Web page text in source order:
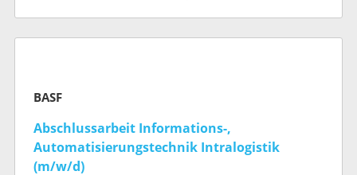
BASF
Abschlussarbeit Informations-,
Automatisierungstechnik Intralogistik
(m/w/d)